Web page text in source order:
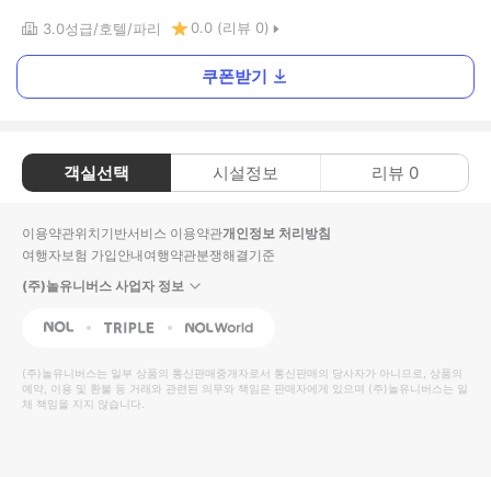
3.0성급 호텔 파리 0.0 (리뷰 0)
쿠폰받기
객실선택 시설정보 리뷰 0
이용약관위치기반서비스 이용약관개인정보 처리방침
여행자보험 가입안내여행약관분쟁해결기준
(주)놀유니버스 사업자 정보
NOL Triple Interpark Global
(주)놀유니버스는 일부 상품의 통신판매중개자로서 통신판매의 당사자가 아니므로, 상품의
예약, 이용 및 환불 등 거래와 관련된 의무와 책임은 판매자에게 있으며 (주)놀유니버스는 일
체 책임을 지지 않습니다.